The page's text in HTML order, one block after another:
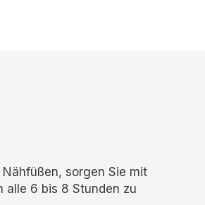
sorgen Sie mit
alle 6 bis 8 Stunden zu